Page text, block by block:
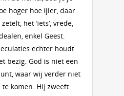
hoger hoe ijler, daar
het ‘iets’, vrede,
enkel Geest.
echter houdt
bezig. God is niet een
waar wij verder niet
komen. Hij zweeft